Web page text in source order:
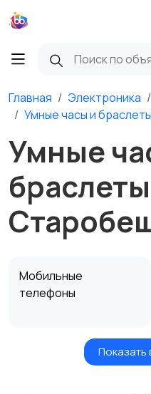
Главная Электроника
Умные часы и браслеты
Умные
Мобильные
телефоны
Умные часы и
Показать